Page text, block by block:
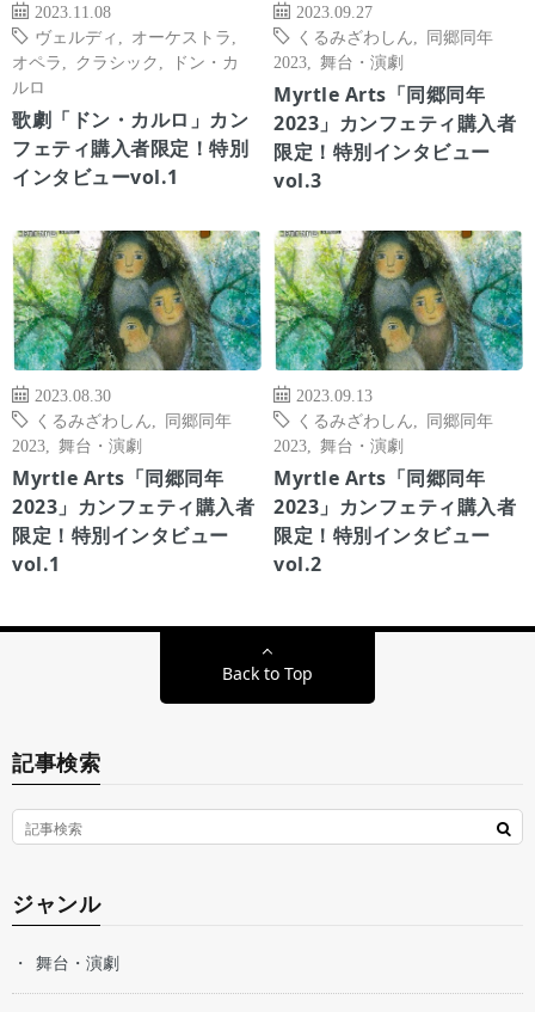
2023.11.08
ヴェルディ
オーケストラ
オペラ
クラシック
ドン・カ
ルロ
歌劇「ドン・カルロ」カン
フェティ購入者限定！特別
インタビューvol.1
2023.09.27
くるみざわしん
同郷同年
2023
舞台・演劇
Myrtle Arts「同郷同年
2023」カンフェティ購入者
限定！特別インタビュー
vol.3
2023.08.30
くるみざわしん
同郷同年
2023
舞台・演劇
Myrtle Arts「同郷同年
2023」カンフェティ購入者
限定！特別インタビュー
vol.1
2023.09.13
くるみざわしん
同郷同年
2023
舞台・演劇
Myrtle Arts「同郷同年
2023」カンフェティ購入者
限定！特別インタビュー
vol.2
Back to Top
記事検索
ジャンル
舞台・演劇